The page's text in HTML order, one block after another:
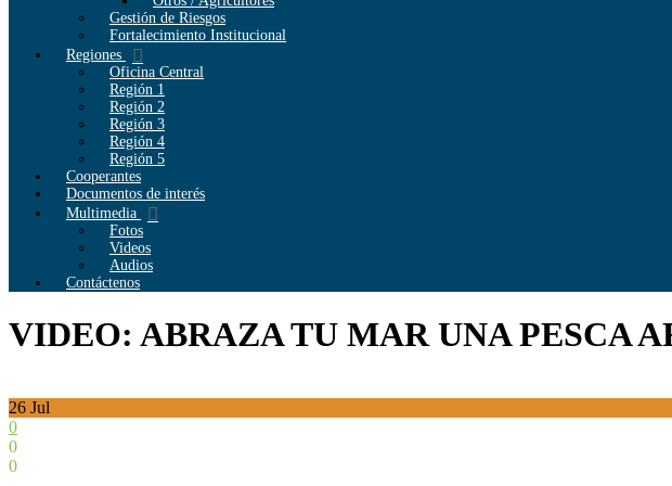
Gestión de Riesgos
Fortalecimiento Institucional
Regiones
Oficina Central
Región 1
Región 2
Región 3
Región 4
Región 5
Cooperantes
Documentos de interés
Multimedia
Fotos
Videos
Audios
Contáctenos
VIDEO: ABRAZA TU MAR UNA PESCA
26 Jul
0
0
0